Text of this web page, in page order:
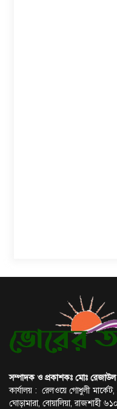
সম্পাদক ও প্রকাশকঃ মোঃ
কার্যালয় : রেলওয়ে গোধুলী
ঘোড়ামারা, বোয়ালিয়া, রাজশাহী